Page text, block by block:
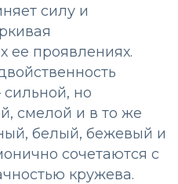
силу и
ее проявлениях.
но
смелой и в то же
белый, бежевый и
сочетаются с
кружева.